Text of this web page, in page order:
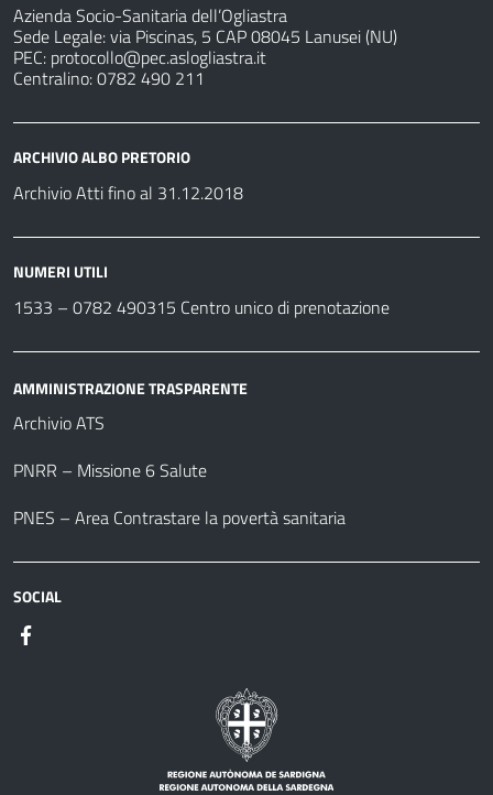
Azienda Socio-Sanitaria dell’Ogliastra
Sede Legale: via Piscinas, 5 CAP 08045 Lanusei (NU)
PEC: protocollo@pec.aslogliastra.it
Centralino: 0782 490 211
ARCHIVIO ALBO PRETORIO
Archivio Atti fino al 31.12.2018
NUMERI UTILI
1533 – 0782 490315 Centro unico di prenotazione
AMMINISTRAZIONE TRASPARENTE
Archivio ATS
PNRR – Missione 6 Salute
PNES – Area Contrastare la povertà sanitaria
SOCIAL